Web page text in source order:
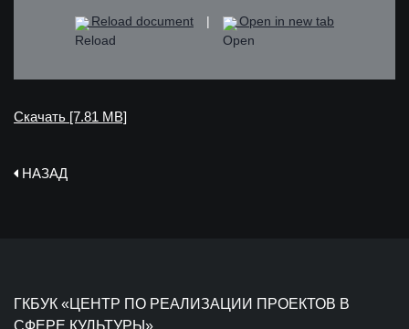
Reload document | Open in new tab
Скачать [7.81 MB]
НАЗАД
ГКБУК «ЦЕНТР ПО РЕАЛИЗАЦИИ ПРОЕКТОВ В